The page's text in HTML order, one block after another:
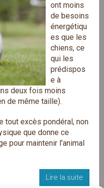
ont moins
de besoins
énergétiqu
es que les
chiens, ce
qui les
prédispos
e à
deux fois moins
de même taille).
tout excès pondéral, non
que donne ce
pour maintenir l’animal
Lire la suite